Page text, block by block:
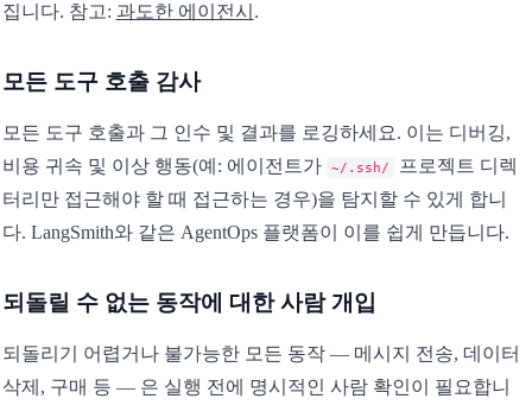
집니다. 참고: 과도한 에이전시 .
모든 도구 호출 감사
모든 도구 호출과 그 인수 및 결과를 로깅하세요. 이는 디버깅,
비용 귀속 및 이상 행동(예: 에이전트가 ~/.ssh/
프로젝트 디렉
터리만 접근해야 할 때 접근하는 경우)을 탐지할 수 있게 합니
다. LangSmith와 같은 AgentOps 플랫폼이 이를 쉽게 만듭니다.
되돌릴 수 없는 동작에 대한 사람 개입
되돌리기 어렵거나 불가능한 모든 동작 — 메시지 전송, 데이터
삭제, 구매 등 — 은 실행 전에 명시적인 사람 확인이 필요합니